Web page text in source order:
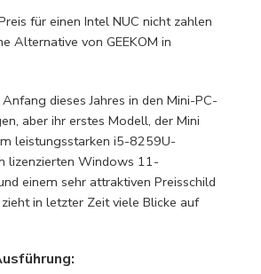
für einen Intel NUC nicht zahlen
Alternative von GEEKOM in
dieses Jahres in den Mini-PC-
aber ihr erstes Modell, der Mini
leistungsstarken i5-8259U-
lizenzierten Windows 11-
einem sehr attraktiven Preisschild
in letzter Zeit viele Blicke auf